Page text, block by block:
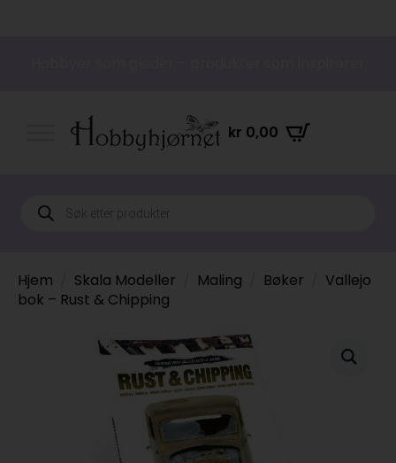
kr 0,00
Products
search
Hjem Skala Modeller Maling Bøker
Vallejo
bok – Rust & Chipping